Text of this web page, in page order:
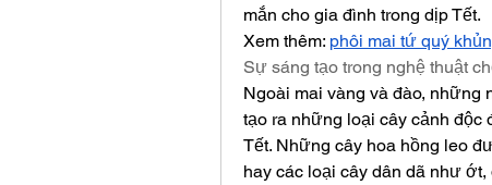
mắn cho gia đình trong dịp Tết.
Xem thêm: phôi mai tứ quý
Sự sáng tạo trong nghệ thuật
Ngoài mai vàng và đào, những
tạo ra những loại cây cảnh độc
Tết. Những cây hoa hồng leo
hay các loại cây dân dã như